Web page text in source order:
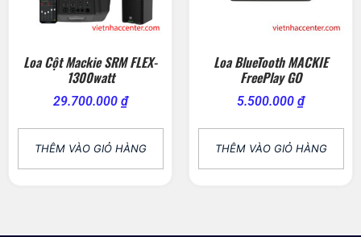
Loa Cột Mackie SRM FLEX-
1300watt
29.700.000 ₫
THÊM VÀO GIỎ HÀNG
Loa BlueTooth MACKIE
FreePlay GO
5.500.000 ₫
THÊM VÀO GIỎ HÀNG